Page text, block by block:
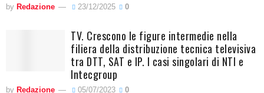
by Redazione 23/12/2025 0
TV. Crescono le figure intermedie nella
filiera della distribuzione tecnica televisiva
tra DTT, SAT e IP. I casi singolari di NTI e
Intecgroup
by Redazione 05/07/2023 0